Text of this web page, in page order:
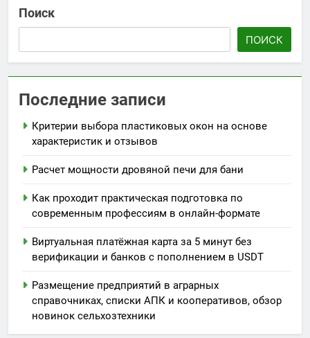
Поиск
ПОИСК
Последние записи
Критерии выбора пластиковых окон на основе
характеристик и отзывов
Расчет мощности дровяной печи для бани
Как проходит практическая подготовка по
современным профессиям в онлайн-формате
Виртуальная платёжная карта за 5 минут без
верификации и банков с пополнением в USDT
Размещение предприятий в аграрных
справочниках, списки АПК и кооперативов, обзор
новинок сельхозтехники